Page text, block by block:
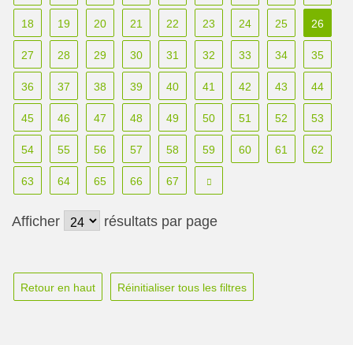
18 19 20 21 22 23 24 25 26
27 28 29 30 31 32 33 34 35
36 37 38 39 40 41 42 43 44
45 46 47 48 49 50 51 52 53
54 55 56 57 58 59 60 61 62
63 64 65 66 67
Afficher résultats par page
Retour en haut Réinitialiser tous les filtres